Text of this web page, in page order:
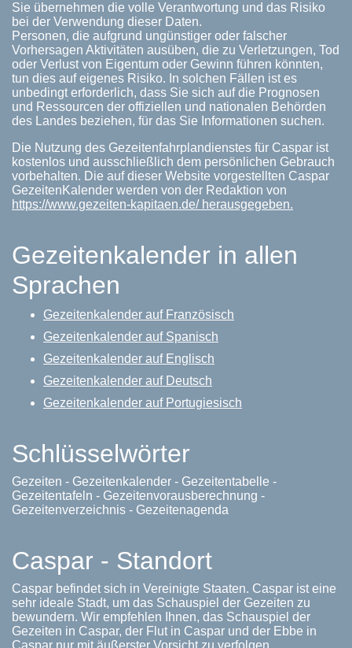
Sie übernehmen die volle Verantwortung und das Risiko
bei der Verwendung dieser Daten.
Personen, die aufgrund ungünstiger oder falscher
Vorhersagen Aktivitäten ausüben, die zu Verletzungen, Tod
oder Verlust von Eigentum oder Gewinn führen könnten,
tun dies auf eigenes Risiko. In solchen Fällen ist es
unbedingt erforderlich, dass Sie sich auf die Prognosen
und Ressourcen der offiziellen und nationalen Behörden
des Landes beziehen, für das Sie Informationen suchen.
Die Nutzung des Gezeitenfahrplandienstes für Caspar ist
kostenlos und ausschließlich dem persönlichen Gebrauch
vorbehalten. Die auf dieser Website vorgestellten Caspar
GezeitenKalender werden von der Redaktion von
https://www.gezeiten-kapitaen.de/ herausgegeben.
Gezeitenkalender in allen
Sprachen
Gezeitenkalender auf Französisch
Gezeitenkalender auf Spanisch
Gezeitenkalender auf Englisch
Gezeitenkalender auf Deutsch
Gezeitenkalender auf Portugiesisch
Schlüsselwörter
Gezeiten - Gezeitenkalender - Gezeitentabelle -
Gezeitentafeln - Gezeitenvorausberechnung -
Gezeitenverzeichnis - Gezeitenagenda
Caspar - Standort
Caspar befindet sich in Vereinigte Staaten. Caspar ist eine
sehr ideale Stadt, um das Schauspiel der Gezeiten zu
bewundern. Wir empfehlen Ihnen, das Schauspiel der
Gezeiten in Caspar, der Flut in Caspar und der Ebbe in
Caspar nur mit äußerster Vorsicht zu verfolgen.